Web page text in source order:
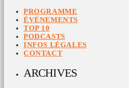
PROGRAMME
ÉVÉNEMENTS
TOP 10
PODCASTS
INFOS LÉGALES
CONTACT
ARCHIVES